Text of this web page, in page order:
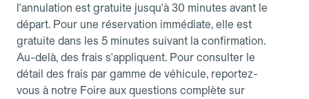
l'annulation est gratuite jusqu'à 30 minutes avant le
départ. Pour une réservation immédiate, elle est
gratuite dans les 5 minutes suivant la confirmation.
Au-delà, des frais s'appliquent. Pour consulter le
détail des frais par gamme de véhicule, reportez-
vous à notre Foire aux questions complète sur